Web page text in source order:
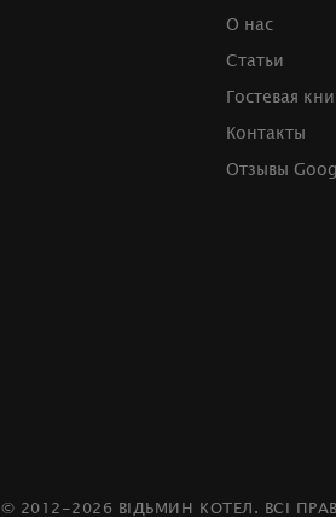
О нас
Статьи
Гостевая
Контакты
Отзывы
© 2012-2026 ВІДЬМИН КОТЕЛ. ВСІ